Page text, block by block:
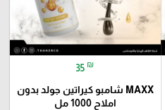
35 ₪
MAXX شامبو كيراتين جولد بدون
املاح 1000 مل